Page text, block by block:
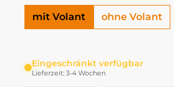
mit Volant ohne Volant
Eingeschränkt verfügbar
Lieferzeit: 3-4 Wochen